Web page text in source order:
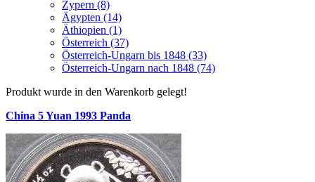
Zypern (8)
Ägypten (14)
Äthiopien (1)
Österreich (37)
Österreich-Ungarn bis 1848 (33)
Österreich-Ungarn nach 1848 (74)
Produkt wurde in den Warenkorb gelegt!
China 5 Yuan 1993 Panda